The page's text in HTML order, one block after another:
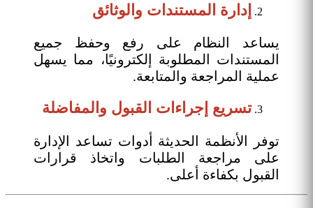
إدارة المستندات والوثائق
يساعد النظام على رفع وحفظ جميع
المستندات المطلوبة إلكترونيًا، مما يسهل
عملية المراجعة والمتابعة.
تسريع إجراءات القبول والمفاضلة
توفر الأنظمة الحديثة أدوات تساعد الإدارة
على مراجعة الطلبات واتخاذ قرارات
القبول بكفاءة أعلى.